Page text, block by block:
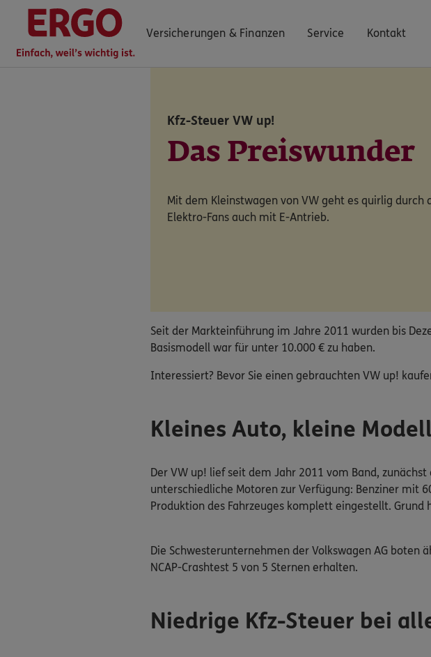
Versicherungen & Finanzen Service Kontakt
Kfz-Steuer VW up!
Das Preiswunder
Mit dem Kleinstwagen von VW geht es quirlig durch
Elektro-Fans auch mit E-Antrieb.
Seit der Markteinführung im Jahre 2011 wurden bis
Basismodell war für unter 10.000 € zu haben.
Interessiert? Bevor Sie einen gebrauchten VW up!
Kleines Auto, kleine
Der VW up! lief seit dem Jahr 2011 vom Band,
unterschiedliche Motoren zur Verfügung: Benziner mit
Produktion des Fahrzeuges komplett eingestellt.
Die Schwesterunternehmen der Volkswagen AG boten
NCAP-Crashtest 5 von 5 Sternen erhalten.
Niedrige Kfz-Steuer bei